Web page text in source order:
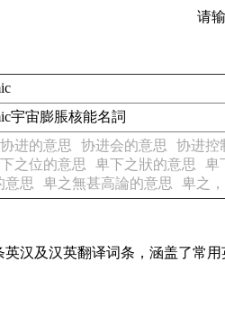
请
宇宙膨脹核能名詞
协进的意思 协进会的意思 协进控
之位的意思 卑下之狀的意思 卑
意思
卑之無甚高論的意思 卑之
英汉及汉英翻译词条，涵盖了常